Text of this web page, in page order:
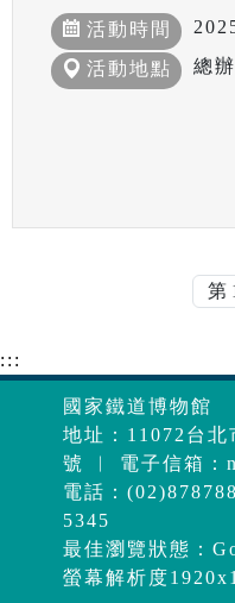
活動時間
活動地點 總
:::
國家鐵道博物館
地址：11072台
號 ︱ 電子信箱：
電話：
5345
最佳瀏覽狀態：
螢幕解析度